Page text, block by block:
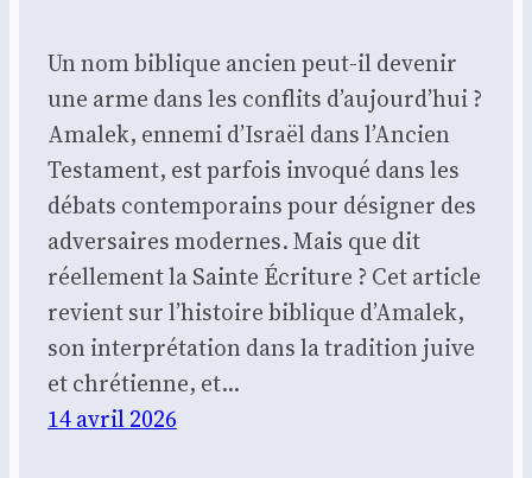
Un nom biblique ancien peut-il devenir
une arme dans les conflits d’aujourd’hui ?
Amalek, ennemi d’Israël dans l’Ancien
Testament, est parfois invoqué dans les
débats contemporains pour désigner des
adversaires modernes. Mais que dit
réellement la Sainte Écriture ? Cet article
revient sur l’histoire biblique d’Amalek,
son interprétation dans la tradition juive
et chrétienne, et…
14 avril 2026